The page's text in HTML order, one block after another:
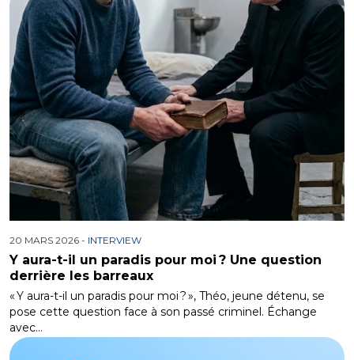
20 MARS 2026 - INTERVIEW
Y aura-t-il un paradis pour moi ? Une question
derrière les barreaux
« Y aura-t-il un paradis pour moi ? », Théo, jeune détenu, se
pose cette question face à son passé criminel. Échange
avec…